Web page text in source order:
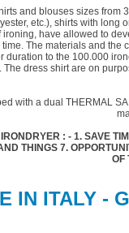
and blouses sizes from
etc.), shirts with long
have allowed to
The materials and the
duration to the 100.000
dress shirt are on
with a dual THERMAL
: - 1. SAVE
THINGS 7.
OF
IN ITALY -